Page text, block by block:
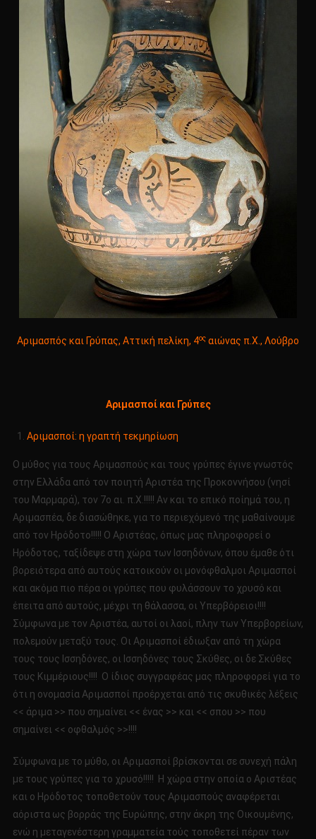
Αριμασπός και Γρύπας, Αττική πελίκη, 4ος αιώνας π.Χ., Λούβρο
Αριμασποί και Γρύπες
Αριμασποί: η γραπτή τεκμηρίωση
Ο μύθος για τους Αριμασπούς και τους γρύπες έγινε γνωστός
στην Ελλάδα από τον ποιητή Αριστέα της Προκοννήσου (νησί
του Μαρμαρά), τον 7ο αι. π.Χ.!!!!! Αν και το επικό ποίημά του, η
Αριμασπέα, δε διασώθηκε, για το περιεχόμενό της μαθαίνουμε
από τον Ηρόδοτο!!!!! Ο Αριστέας, όπως μας πληροφορεί ο
Ηρόδοτος, ταξίδεψε στη χώρα των Ισσηδόνων, όπου έμαθε ότι
βορειότερα από αυτούς κατοικούν οι μονόφθαλμοι Αριμασποί
και ακόμα πιο πέρα οι γρύπες που φυλάσσουν το χρυσό και
έπειτα από αυτούς, μέχρι τη θάλασσα, οι Υπερβόρειοι!!!!
Σύμφωνα με τον Αριστέα, αυτοί οι λαοί, πλην των Υπερβορείων,
πολεμούν μεταξύ τους. Οι Αριμασποί έδιωξαν από τη χώρα
τους τους Ισσηδόνες, οι Ισσηδόνες τους Σκύθες, οι δε Σκύθες
τους Κιμμέριους!!!! Ο ίδιος συγγραφέας μας πληροφορεί για το
ότι η ονομασία Αριμασποί προέρχεται από τις σκυθικές λέξεις
<< άριμα >> που σημαίνει << ένας >> και << σπου >> που
σημαίνει << οφθαλμός >>!!!!
Σύμφωνα με το μύθο, οι Αριμασποί βρίσκονται σε συνεχή πάλη
με τους γρύπες για το χρυσό!!!!! Η χώρα στην οποία ο Αριστέας
και ο Ηρόδοτος τοποθετούν τους Αριμασπούς αναφέρεται
αόριστα ως βορράς της Ευρώπης, στην άκρη της Οικουμένης,
ενώ η μεταγενέστερη γραμματεία τούς τοποθετεί πέραν των